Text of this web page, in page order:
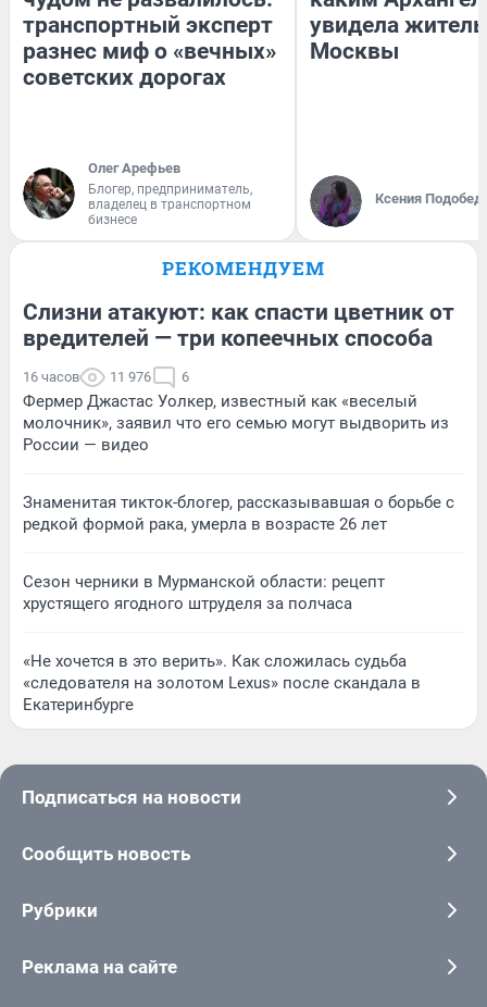
транспортный эксперт
разнес миф о «вечных»
советских дорогах
Олег Арефьев
Блогер, предприниматель,
владелец в транспортном
бизнесе
увидела
Москвы
Ксения
РЕКОМЕНДУЕМ
Слизни атакуют: как спасти цветник от
вредителей — три копеечных способа
16 часов 11 976 6
Фермер Джастас Уолкер, известный как «веселый
молочник», заявил что его семью могут выдворить из
России — видео
Знаменитая тикток-блогер, рассказывавшая о борьбе с
редкой формой рака, умерла в возрасте 26 лет
Сезон черники в Мурманской области: рецепт
хрустящего ягодного штруделя за полчаса
«Не хочется в это верить». Как сложилась судьба
«следователя на золотом Lexus» после скандала в
Екатеринбурге
Подписаться на новости
Сообщить новость
Рубрики
Реклама на сайте